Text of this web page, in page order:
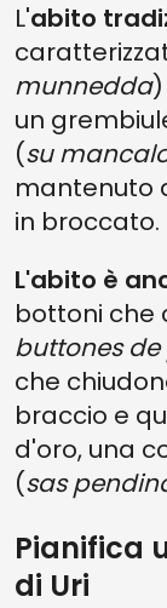
L'abito
munnedda
un
(su
mantenuto
in broccato.
L'abito è
bottoni che
buttones
che
braccio e
d'oro, una
(sas
Pianifica
di Uri